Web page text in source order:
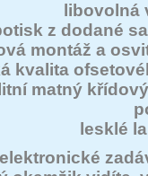
libovolná
z dodané
montáž a
kvalita
matný
lesklé